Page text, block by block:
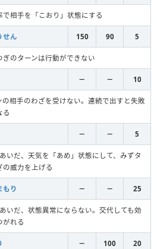
で相手を「こおり」状態にする
せん 150 90 5
ぎのターンは行動ができない
－ － 10
の相手のわざを受けない。連続で出すと失敗
る
－ － 5
いだ、天気を「あめ」状態にして、みずタ
の威力を上げる
もり － － 25
いだ、状態異常にならない。交代しても効
がれる
－ 100 20